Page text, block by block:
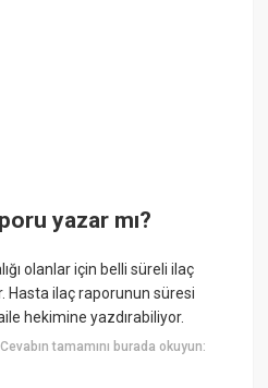
yazar mı?
olanlar için belli süreli ilaç
Hasta ilaç raporunun süresi
hekimine yazdırabiliyor.
Cevabın tamamını burada okuyun: